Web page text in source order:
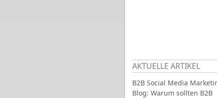
AKTUELLE ARTIKEL
B2B Social Media
Blog: Warum sollten B2B